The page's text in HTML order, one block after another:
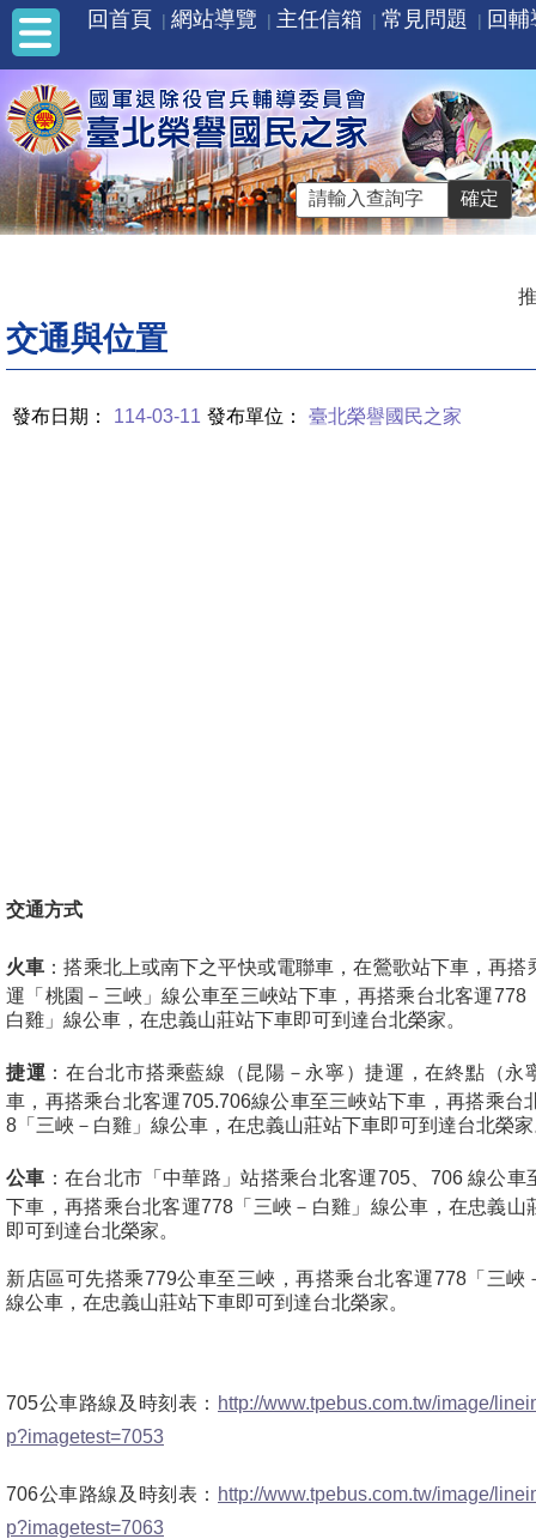
回首頁 網站導覽 主任信箱 常見問題 回
交通與位置
發布日期： 114-03-11 發布單位： 臺北榮譽國民之家
交通方式
火車 ：搭乘北上或南下之平快或電聯車，在鶯歌站下車，再搭
運「桃園－三峽」線公車至三峽站下車，再搭乘台北客運778
白雞」線公車，在忠義山莊站下車即可到達台北榮家。
捷運 ：在台北市搭乘藍線（昆陽－永寧）捷運，在終點（永
車，再搭乘台北客運705.706線公車至三峽站下車，再搭乘台
8「三峽－白雞」線公車，在忠義山莊站下車即可到達台北榮
公車 ：在台北市「中華路」站搭乘台北客運705、706 線公車
下車，再搭乘台北客運778「三峽－白雞」線公車，在忠義山
即可到達台北榮家。
新店區可先搭乘779公車至三峽，再搭乘台北客運778「三峽
線公車，在忠義山莊站下車即可到達台北榮家。
705公車路線及時刻表： http://www.tpebus.com.tw/image/
p?imagetest=7053
706公車路線及時刻表： http://www.tpebus.com.tw/image/
p?imagetest=7063